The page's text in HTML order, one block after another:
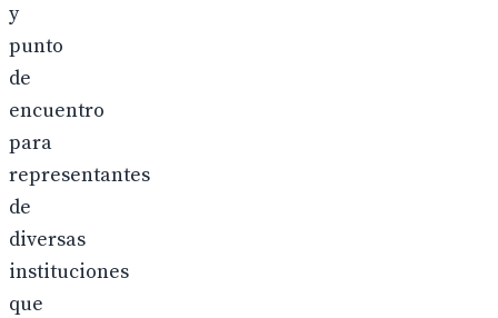
y
punto
de
encuentro
para
representantes
de
diversas
instituciones
que